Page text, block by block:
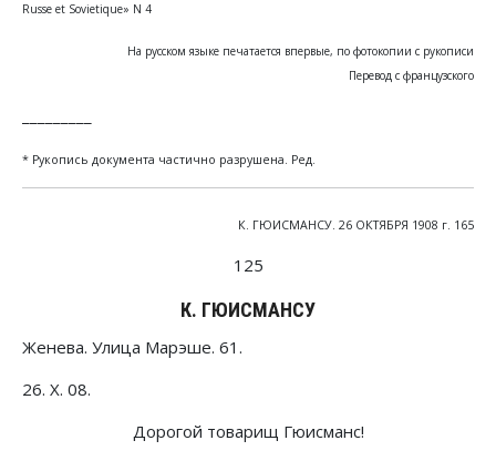
Russe et Sovietique» N 4
На русском языке печатается впервые, по фотокопии с рукописи
Перевод с французского
* Рукопись документа частично разрушена. Ред.
К. ГЮИСМАНСУ. 26 ОКТЯБРЯ 1908 г. 165
125
К. ГЮИСМАНСУ
Женева. Улица Марэше. 61.
26. X. 08.
Дорогой товарищ Гюисманс!